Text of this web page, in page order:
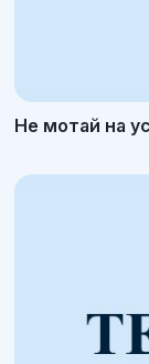
Не мотай на